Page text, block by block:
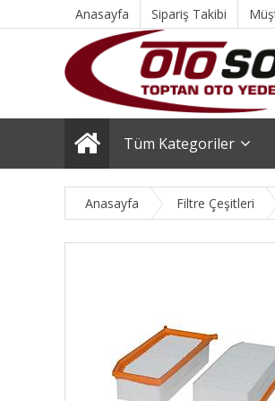
Anasayfa Sipariş Takibi
Tüm Kategoriler
Anasayfa Filtre Çeşitleri